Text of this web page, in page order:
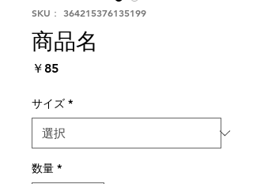
SKU： 364215376135199
商品名
￥85価
サイズ *
数量 *